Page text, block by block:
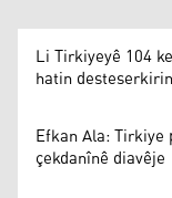
Li Tirkiyeyê 104
hatin desteserkirin
Efkan Ala:
çekdanînê diavêje